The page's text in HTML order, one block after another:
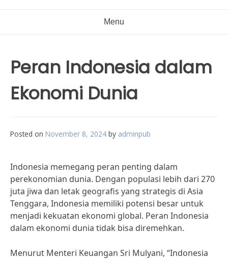
Menu
Peran Indonesia dalam
Ekonomi Dunia
Posted on November 8, 2024 by adminpub
Indonesia memegang peran penting dalam
perekonomian dunia. Dengan populasi lebih dari 270
juta jiwa dan letak geografis yang strategis di Asia
Tenggara, Indonesia memiliki potensi besar untuk
menjadi kekuatan ekonomi global. Peran Indonesia
dalam ekonomi dunia tidak bisa diremehkan.
Menurut Menteri Keuangan Sri Mulyani, “Indonesia